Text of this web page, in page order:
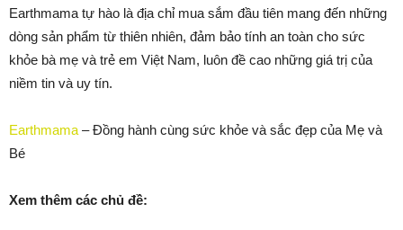
Earthmama tự hào là địa chỉ mua sắm đầu tiên mang đến những
dòng sản phẩm từ thiên nhiên, đảm bảo tính an toàn cho sức
khỏe bà mẹ và trẻ em Việt Nam, luôn đề cao những giá trị của
niềm tin và uy tín.
Earthmama – Đồng hành cùng sức khỏe và sắc đẹp của Mẹ và
Bé
Xem thêm các chủ đề: